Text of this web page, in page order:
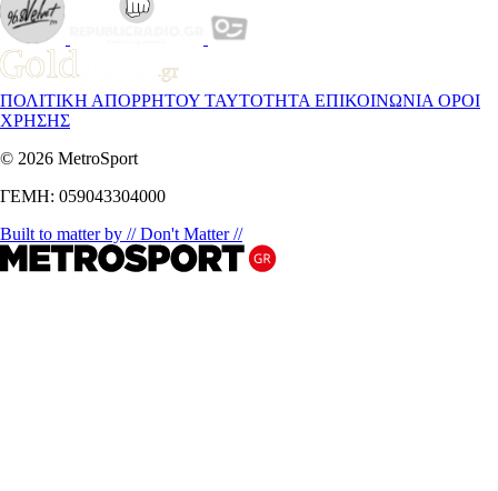
ΠΟΛΙΤΙΚΗ ΑΠΟΡΡΗΤΟΥ ΤΑΥΤΟΤΗΤΑ ΕΠΙΚΟΙΝΩΝΙΑ ΟΡΟΙ
ΧΡΗΣΗΣ
© 2026 MetroSport
ΓΕΜΗ: 059043304000
Built to matter by // Don't Matter //